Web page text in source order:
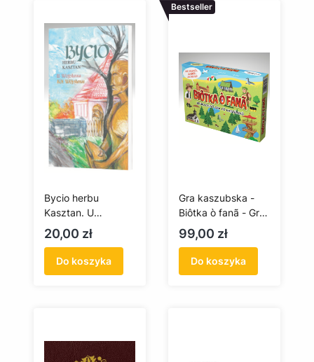
Bycio herbu
Kasztan. U
Wojsława / Kòl
Wòjsława + płyta
CD
Cena
20,00 zł
Do koszyka
Bestseller
Gra kaszubska -
Biôtka ò fanã - Gra
o flagę
Cena
99,00 zł
Do koszyka